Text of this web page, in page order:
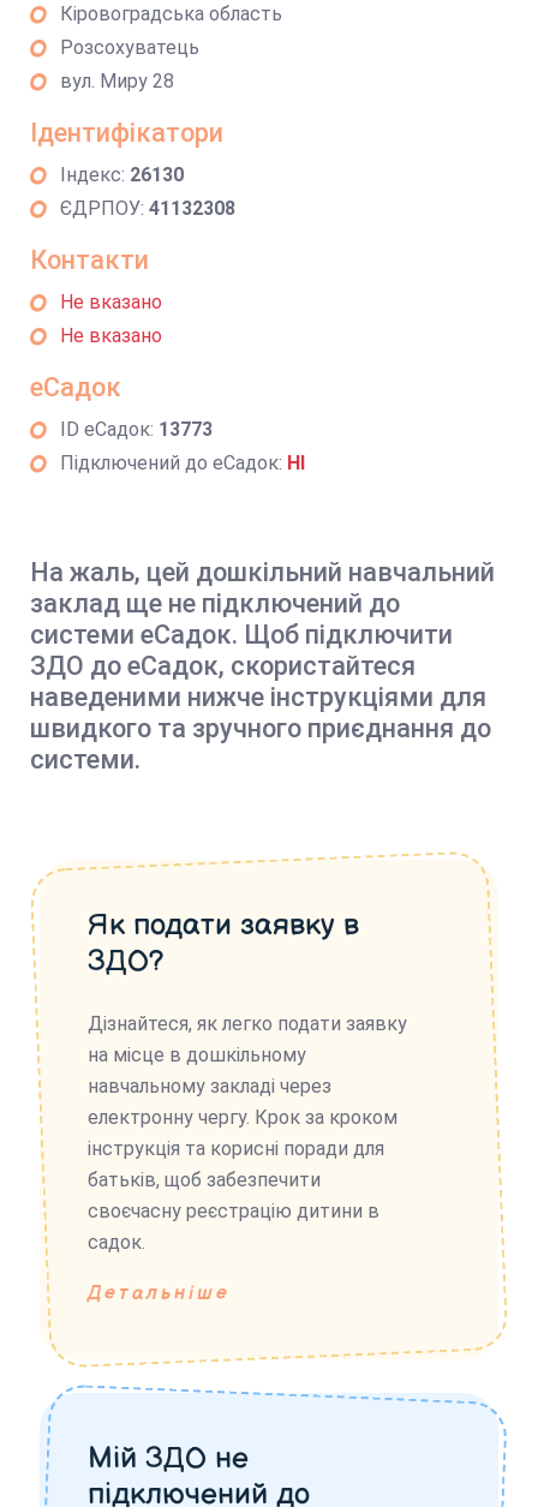
Кіровоградська область
Розсохуватець
вул. Миру 28
Ідентифікатори
Індекс: 26130
ЄДРПОУ: 41132308
Контакти
Не вказано
Не вказано
еСадок
ID еСадок: 13773
Підключений до еСадок: НІ
На жаль, цей дошкільний навчальний
заклад ще не підключений до
системи еСадок. Щоб підключити
ЗДО до еСадок, скористайтеся
наведеними нижче інструкціями для
швидкого та зручного приєднання до
системи.
Як подати заявку в
ЗДО?
Дізнайтеся, як легко подати заявку
на місце в дошкільному
навчальному закладі через
електронну чергу. Крок за кроком
інструкція та корисні поради для
батьків, щоб забезпечити
своєчасну реєстрацію дитини в
садок.
Детальніше
Мій ЗДО не
підключений до